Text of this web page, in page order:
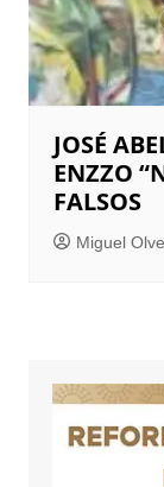
JOSÉ
ENZZO
FALSOS
Miguel